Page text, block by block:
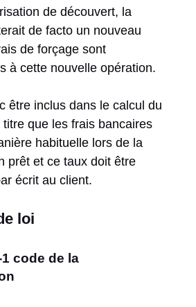
de découvert, la
de facto un nouveau
de forçage sont
à cette nouvelle opération.
être inclus dans le calcul du
que les frais bancaires
habituelle lors de la
prêt et ce taux doit être
écrit au client.
loi
code de la